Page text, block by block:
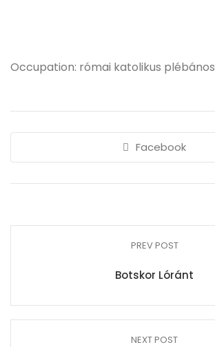
Occupation: római katolikus plébános
Facebook
PREV POST
Botskor Lóránt
NEXT POST